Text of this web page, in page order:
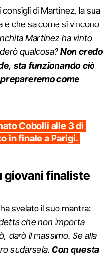
di Martinez, la sua
e che sa come si vincono
Martinez ha vinto
qualcosa?Non credo
sta funzionando ciò
come
Cobolli alle 3 di
in finale a Parigi.
giovani finaliste
svelato il suo mantra:
che non importa
darò il massimo. Se alla
sudarsela.Con questa